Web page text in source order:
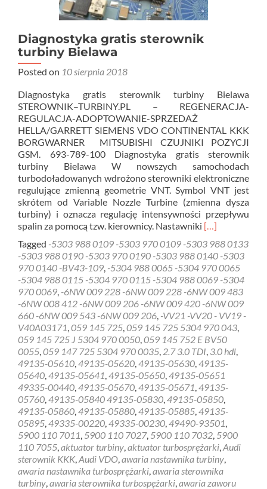
Diagnostyka gratis sterownik
turbiny Bielawa
Posted on 10 sierpnia 2018
Diagnostyka gratis sterownik turbiny Bielawa
STEROWNIK–TURBINY.PL – REGENERACJA-
REGULACJA-ADOPTOWANIE-SPRZEDAŻ
HELLA/GARRETT SIEMENS VDO CONTINENTAL KKK
BORGWARNER MITSUBISHI CZUJNIKI POZYCJI
GSM. 693-789-100 Diagnostyka gratis sterownik
turbiny Bielawa W nowszych samochodach
turbodoładowanych wdrożono sterowniki elektroniczne
regulujące zmienną geometrie VNT. Symbol VNT jest
skrótem od Variable Nozzle Turbine (zmienna dysza
turbiny) i oznacza regulację intensywności przepływu
spalin za pomocą tzw. kierownicy. Nastawniki Read
about
Diagnostyka
gratis
sterownik
turbiny
Bielawa
[…]
Tagged -5303 988 0109 -5303 970 0109 -5303 988 0133
-5303 988 0190 -5303 970 0190 -5303 988 0140 -5303
970 0140 -BV43-109 -5304 988 0065 -5304 970 0065
-5304 988 0115 -5304 970 0115 -5304 988 0069 -5304
970 0069 -6NW 009 228 -6NW 009 228 -6NW 009 483
-6NW 008 412 -6NW 009 206 -6NW 009 420 -6NW 009
660 -6NW 009 543 -6NW 009 206 -VV21 -VV20 - VV19 -
V40A03171 059 145 725 059 145 725 5304 970 043
059 145 725 J 5304 970 0050 059 145 752 E BV50
0055 059 147 725 5304 970 0035 2.7 3.0 TDI 3.0 hdi
49135-05610 49135-05620 49135-05630 49135-
05640 49135-05641 49135-05650 49135-05651
49335-00440 49135-05670 49135-05671 49135-
05760 49135-05840 49135-05830 49135-05850
49135-05860 49135-05880 49135-05885 49135-
05895 49335-00220 49335-00230 49490-93501
5900 110 7011 5900 110 7027, 5900 110 7032 5900
110 7055 aktuator turbiny aktuator turbosprężarki Audi
sterownik KKK Audi VDO awaria nastawnika turbiny
awaria nastawnika turbosprężarki awaria sterownika
turbiny awaria sterownika turbospężarki awaria zaworu